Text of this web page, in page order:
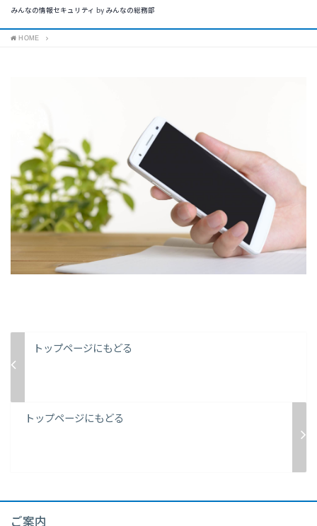
みんなの情報セキュリティ by みんなの総務部
HOME
トップページにもどる
トップページにもどる